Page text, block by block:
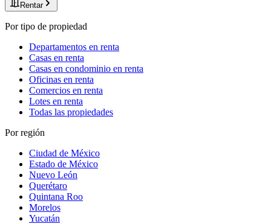
Rentar
Por tipo de propiedad
Departamentos en renta
Casas en renta
Casas en condominio en renta
Oficinas en renta
Comercios en renta
Lotes en renta
Todas las propiedades
Por región
Ciudad de México
Estado de México
Nuevo León
Querétaro
Quintana Roo
Morelos
Yucatán